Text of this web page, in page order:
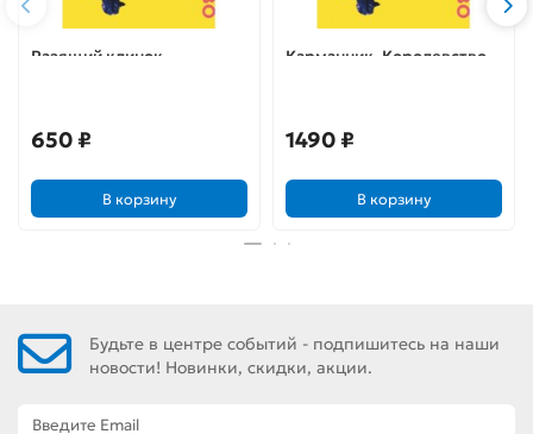
Разящий клинок
650 ₽
В корзину
Карманник. Королевство
1490 ₽
В корзину
Будьте в центре событий - подпишитесь на наши
новости! Новинки, скидки, акции.